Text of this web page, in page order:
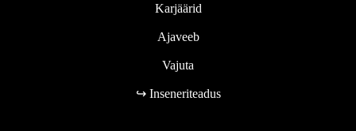
Karjäärid
Ajaveeb
Vajuta
↪ Inseneriteadus